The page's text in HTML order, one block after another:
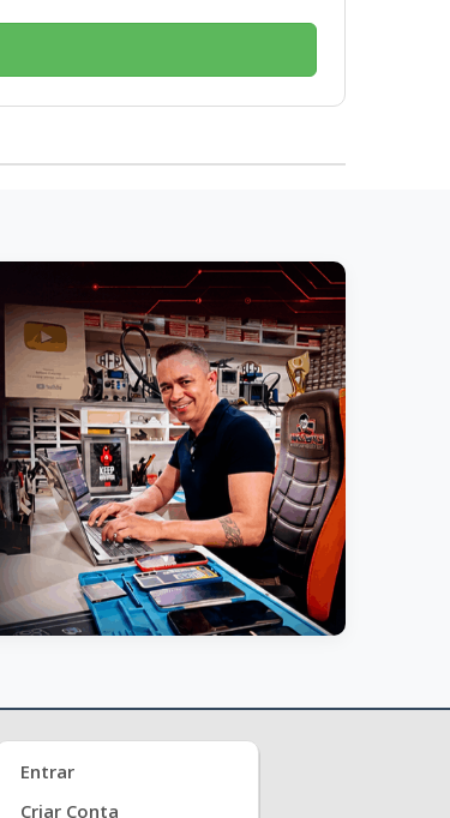
Entrar
Criar Conta